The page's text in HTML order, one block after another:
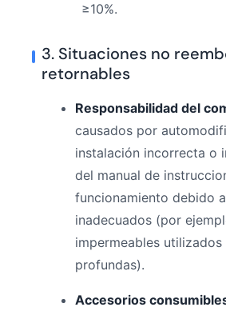
≥10%.
3. Situaciones no
retornables
Responsabilidad del
causados ​​por
instalación incorrecta o
del manual de
funcionamiento debido
inadecuados (por
impermeables utilizados
profundas).
Accesorios